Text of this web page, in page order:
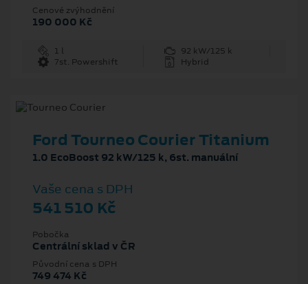
Cenové zvýhodnění
190 000 Kč
1 l
92 kW/125 k
7st. Powershift
Hybrid
Ford Tourneo Courier Titanium
1.0 EcoBoost 92 kW/125 k, 6st. manuální
Vaše cena s DPH
541 510 Kč
Pobočka
Centrální sklad v ČR
Původní cena s DPH
749 474 Kč